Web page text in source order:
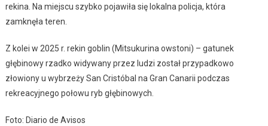
rekina. Na miejscu szybko pojawiła się lokalna policja, która
zamknęła teren.
Z kolei w 2025 r. rekin goblin (Mitsukurina owstoni) – gatunek
głębinowy rzadko widywany przez ludzi został przypadkowo
złowiony u wybrzeży San Cristóbal na Gran Canarii podczas
rekreacyjnego połowu ryb głębinowych.
Foto: Diario de Avisos